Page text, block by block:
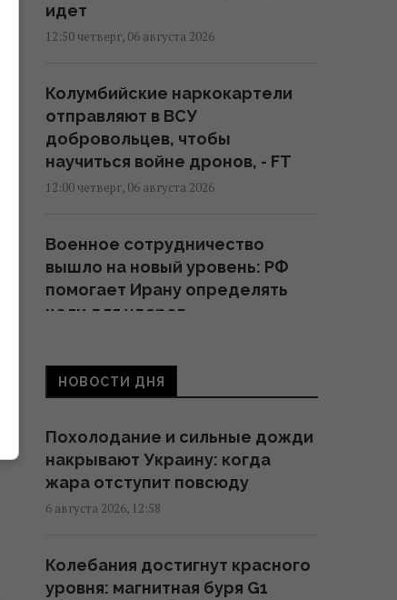
идет
12:50 четверг, 06 августа 2026
Колумбийские наркокартели
отправляют в ВСУ
добровольцев, чтобы
научиться войне дронов, - FT
12:00 четверг, 06 августа 2026
Военное сотрудничество
вышло на новый уровень: РФ
помогает Ирану определять
цели для ударов
Трамп заявил об "огромных
11:43 четверг, 06 августа 2026
Число вылетов авиации НАТО
10:47 четверг, 06 августа 2026
НОВОСТИ ДНЯ
Похолодание и сильные дожди
накрывают Украину: когда
жара отступит повсюду
6 августа 2026, 12:58
Колебания достигнут красного
уровня: магнитная буря G1